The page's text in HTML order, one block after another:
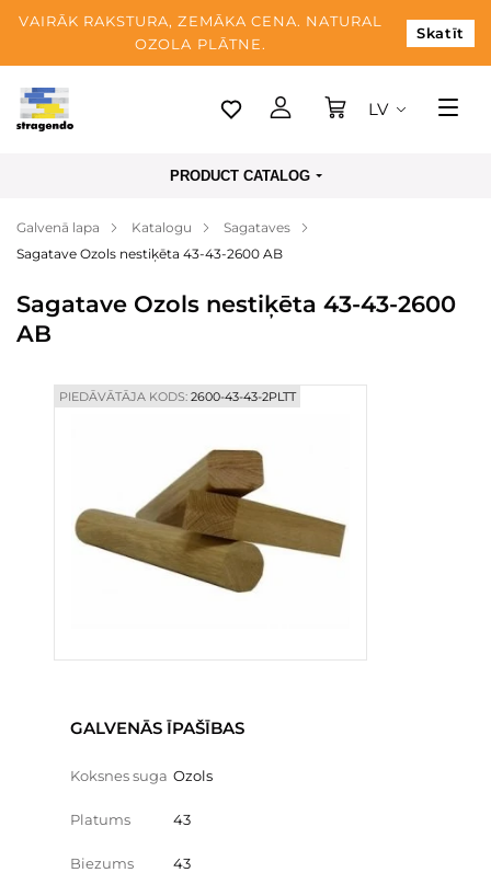
VAIRĀK RAKSTURA, ZEMĀKA CENA. NATURAL
OZOLA PLĀTNE.
Skatīt
Tallina
Apmaksa
Blogs
LV
PRODUCT CATALOG
Galvenā lapa Katalogu
Sagataves
Sagatave Ozols nestiķēta 43-43-2600 AB
Sagatave Ozols nestiķēta 43-43-2600
AB
PIEDĀVĀTĀJA KODS:2600-43-43-2PLTT
GALVENĀS ĪPAŠĪBAS
Koksnes suga Ozols
Platums 43
Biezums 43